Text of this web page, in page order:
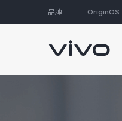
品牌 OriginOS